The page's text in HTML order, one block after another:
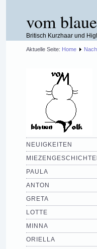
vom
Britisch Kurzhaar und
Aktuelle Seite: Home
NEUIGKEITEN
PAULA
ANTON
GRETA
LOTTE
MINNA
ORIELLA